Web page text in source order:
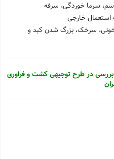
سرما خوردگی، سرفه
استعمال خارجی
خونی، سرخک، بزرگ شدن کبد و
در طرح توجیهی کشت و فراوری